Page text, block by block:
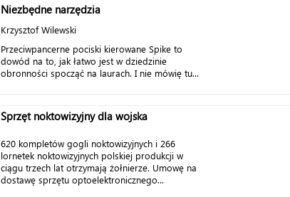
Niezbędne narzędzia
Krzysztof Wilewski
Przeciwpancerne pociski kierowane Spike to
dowód na to, jak łatwo jest w dziedzinie
obronności spocząć na laurach. I nie mówię tu...
Sprzęt noktowizyjny dla wojska
620 kompletów gogli noktowizyjnych i 266
lornetek noktowizyjnych polskiej produkcji w
ciągu trzech lat otrzymają żołnierze. Umowę na
dostawę sprzętu optoelektronicznego...